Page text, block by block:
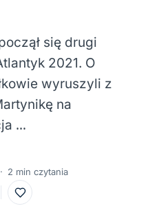
się drugi
2021. O
wyruszyli z
na
…
· 2 min czytania
Do ulubionych